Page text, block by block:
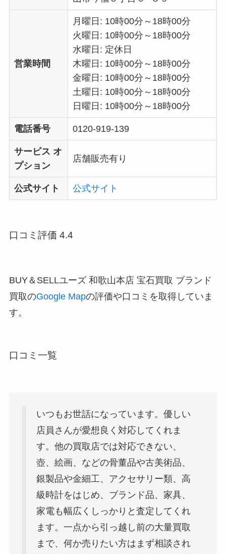
営業時間
月曜日: 10時00分～18時00分
火曜日: 10時00分～18時00分
水曜日: 定休日
木曜日: 10時00分～18時00分
金曜日: 10時00分～18時00分
土曜日: 10時00分～18時00分
日曜日: 10時00分～18時00分
電話番号 0120-919-139
サービス オ
プション
店舗販売有り
公式サイト 公式サイト
口コミ評価 4.4
BUY＆SELLユーズ 和歌山本店 宝石買取 ブランド
買取のGoogle Mapの評価や口コミを取得していま
す。
口コミ一覧
いつもお世話になっています。優しい
店員さんが愛想良く対応してくれま
す。他の買取店では対応できない、
壺、絵画、などの骨董品や古美術品、
銀製品や金細工、アクセサリー類、高
級時計をはじめ、ブランド品、家具、
家電も幅広くしっかりと査定してくれ
ます。一点から引っ越し前の大量買取
まで、何か売りたい方はまず相談され